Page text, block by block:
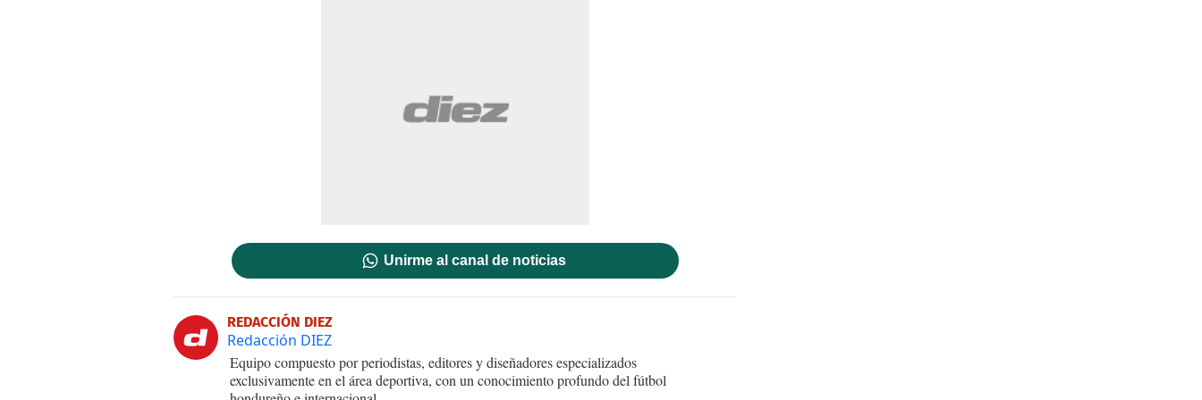
Unirme al canal de noticias
REDACCIÓN DIEZ
Redacción DIEZ
Equipo compuesto por periodistas, editores y diseñadores especializados
exclusivamente en el área deportiva, con un conocimiento profundo del fútbol